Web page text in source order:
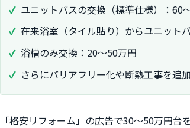
ユニットバスの交換（標準仕様）：60
在来浴室（タイル貼り）からユニット
浴槽のみ交換：20～50万円
さらにバリアフリー化や断熱工事を追
「格安リフォーム」の広告で30～50万円